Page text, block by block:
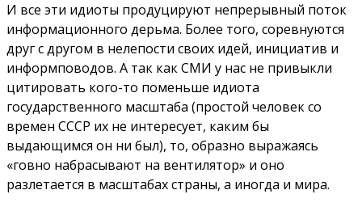
И все эти идиоты продуцируют непрерывный поток
информационного дерьма. Более того, соревнуются
друг с другом в нелепости своих идей, инициатив и
информповодов. А так как СМИ у нас не привыкли
цитировать кого-то поменьше идиота
государственного масштаба (простой человек со
времен СССР их не интересует, каким бы
выдающимся он ни был), то, образно выражаясь
«говно набрасывают на вентилятор» и оно
разлетается в масштабах страны, а иногда и мира.